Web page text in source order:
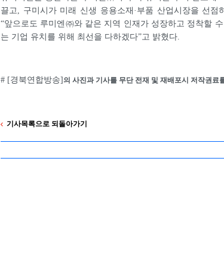
끌고, 구미시가 미래 신생 응용소재·부품 산업시장을 선점
“앞으로도 루미엔㈜와 같은 지역 인재가 성장하고 정착할
는 기업 유치를 위해 최선을 다하겠다”고 밝혔다.
# [경북연합방송]의 사진과 기사를 무단 전재 및 재배포시 저작권료
기사목록으로 되돌아가기